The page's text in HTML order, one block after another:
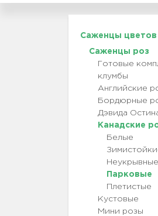
Саженцы цветов
Саженцы роз
Готовые
клумбы
Английские
Бордюрные
Дэвида
Канадские
Белые
Неукрывные
Парковые
Плетистые
Кустовые
Мини розы